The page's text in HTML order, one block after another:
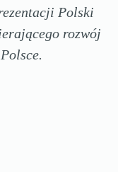
Polski
rozwój